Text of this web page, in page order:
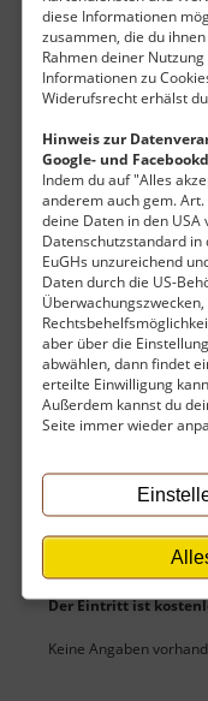
diese Informationen
zusammen, die du
Rahmen deiner
Informationen zu
Widerufsrecht erhälst
Hinweis zur
Google- und
Indem du auf "Alles
anderem auch gem. Art.
deine Daten in den
Datenschutzstandard in
EuGHs unzureichend
Daten durch die US-
aber über die
abwählen, dann findet
erteilte Einwilligung
Außerdem kannst du
Seite immer wieder
Schatz bewachen
alten Burg
Um dieses
hier
Der Eintritt ist
Keine Angaben